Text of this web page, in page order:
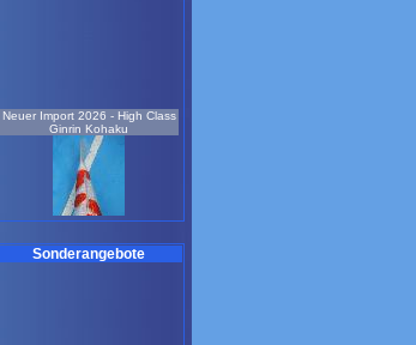
Shigure
weiblich
Neuer Import 2026 - High Class
Ginrin Kohaku
Sonderangebote